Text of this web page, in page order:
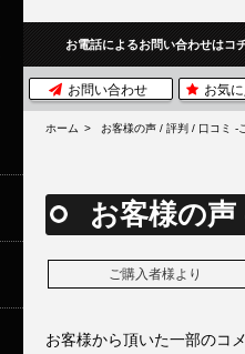
お電話によるお問い合わせはコ
お問い合わせ お気
ホーム お客様の声 / 評判 / 口コミ -
お客様の
ご購入者様より
お客様から頂いた一部のコ